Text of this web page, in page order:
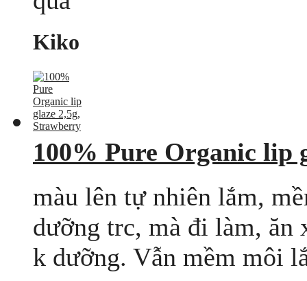
Kiko
100% Pure Organic lip
màu lên tự nhiên lắm,
dưỡng trc, mà đi làm, ăn
k dưỡng. Vẫn mềm môi